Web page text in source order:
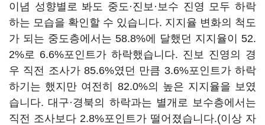
이념 성향별로 봐도 중도·진보·보수 진영 모두 하락
하는 모습을 확인할 수 있습니다. 지지율 변화의 척도
가 되는 중도층에서는 58.8%에 달했던 지지율이 52.
2%로 6.6%포인트가 하락했습니다. 진보 진영의 경
우 직전 조사가 85.6%였던 만큼 3.6%포인트가 하락
하기는 했지만 여전히 82.0%의 높은 지지율을 보였
습니다. 대구·경북의 하락과는 별개로 보수층에서는
직전 조사보다 2.8%포인트가 떨어졌습니다.(이상 자